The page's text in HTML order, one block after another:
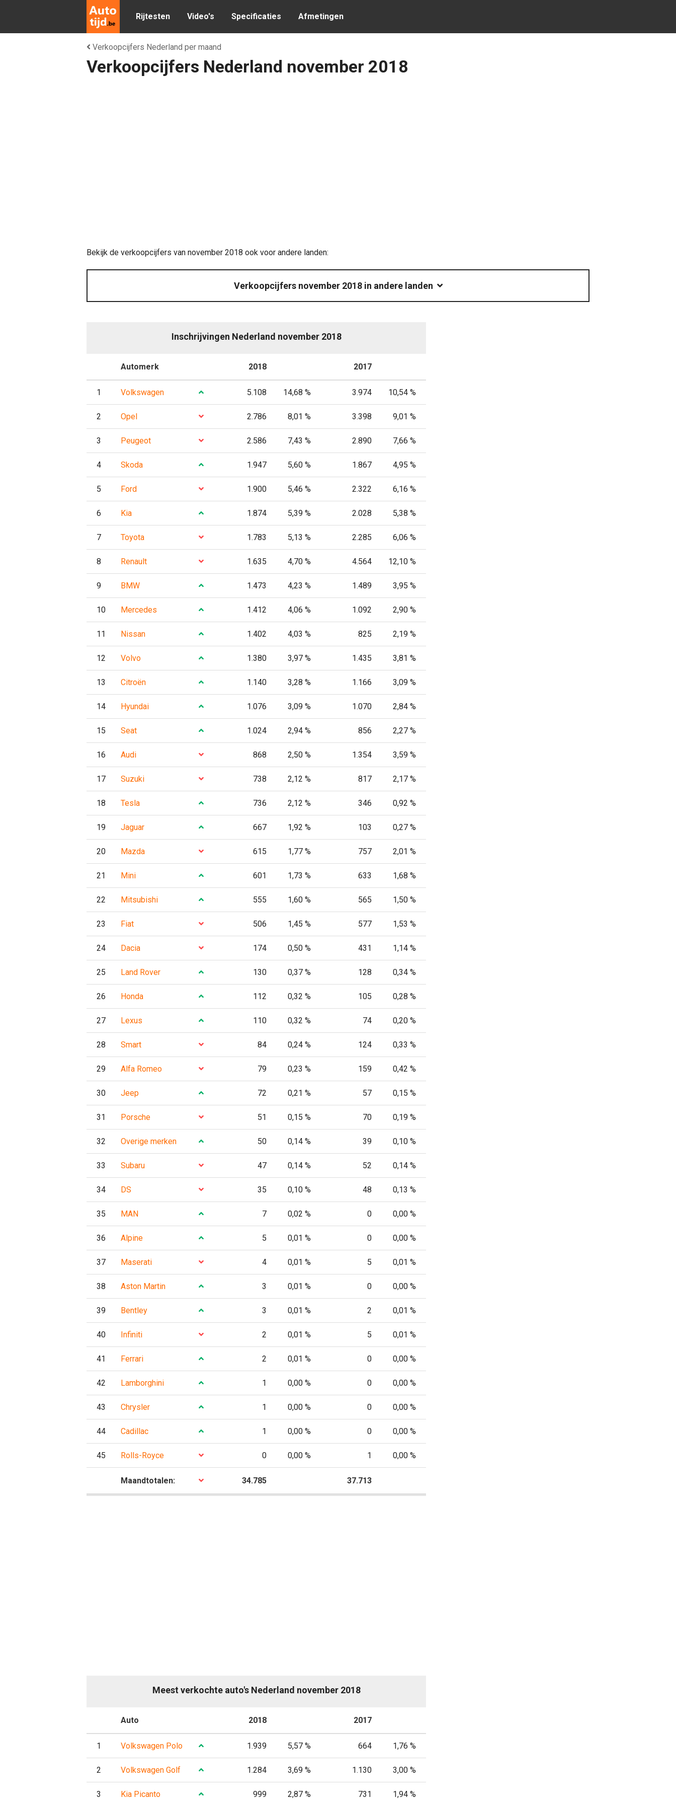
Rijtesten Video's Specificaties Afmetingen
Verkoopcijfers Nederland per maand
Verkoopcijfers Nederland november 2018
Bekijk de verkoopcijfers van november 2018 ook voor andere landen:
Verkoopcijfers november 2018 in andere landen
Inschrijvingen Nederland november 2018
Automerk 2018 2017
1 Volkswagen 5.108 14,68 % 3.974 10,54 %
2 Opel 2.786 8,01 % 3.398 9,01 %
3 Peugeot 2.586 7,43 % 2.890 7,66 %
4 Skoda 1.947 5,60 % 1.867 4,95 %
5 Ford 1.900 5,46 % 2.322 6,16 %
6 Kia 1.874 5,39 % 2.028 5,38 %
7 Toyota 1.783 5,13 % 2.285 6,06 %
8 Renault 1.635 4,70 % 4.564 12,10 %
9 BMW 1.473 4,23 % 1.489 3,95 %
10 Mercedes 1.412 4,06 % 1.092 2,90 %
11 Nissan 1.402 4,03 % 825 2,19 %
12 Volvo 1.380 3,97 % 1.435 3,81 %
13 Citroën 1.140 3,28 % 1.166 3,09 %
14 Hyundai 1.076 3,09 % 1.070 2,84 %
15 Seat 1.024 2,94 % 856 2,27 %
16 Audi 868 2,50 % 1.354 3,59 %
17 Suzuki 738 2,12 % 817 2,17 %
18 Tesla 736 2,12 % 346 0,92 %
19 Jaguar 667 1,92 % 103 0,27 %
20 Mazda 615 1,77 % 757 2,01 %
21 Mini 601 1,73 % 633 1,68 %
22 Mitsubishi 555 1,60 % 565 1,50 %
23 Fiat 506 1,45 % 577 1,53 %
24 Dacia 174 0,50 % 431 1,14 %
25 Land Rover 130 0,37 % 128 0,34 %
26 Honda 112 0,32 % 105 0,28 %
27 Lexus 110 0,32 % 74 0,20 %
28 Smart 84 0,24 % 124 0,33 %
29 Alfa Romeo 79 0,23 % 159 0,42 %
30 Jeep 72 0,21 % 57 0,15 %
31 Porsche 51 0,15 % 70 0,19 %
32 Overige merken 50 0,14 % 39 0,10 %
33 Subaru 47 0,14 % 52 0,14 %
34 DS 35 0,10 % 48 0,13 %
35 MAN 7 0,02 % 0 0,00 %
36 Alpine 5 0,01 % 0 0,00 %
37 Maserati 4 0,01 % 5 0,01 %
38 Aston Martin 3 0,01 % 0 0,00 %
39 Bentley 3 0,01 % 2 0,01 %
40 Infiniti 2 0,01 % 5 0,01 %
41 Ferrari 2 0,01 % 0 0,00 %
42 Lamborghini 1 0,00 % 0 0,00 %
43 Chrysler 1 0,00 % 0 0,00 %
44 Cadillac 1 0,00 % 0 0,00 %
45 Rolls-Royce 0 0,00 % 1 0,00 %
Maandtotalen: 34.785 37.713
Meest verkochte auto's Nederland november 2018
Auto 2018 2017
1 Volkswagen Polo 1.939 5,57 % 664 1,76 %
2 Volkswagen Golf 1.284 3,69 % 1.130 3,00 %
3 Kia Picanto 999 2,87 % 731 1,94 %